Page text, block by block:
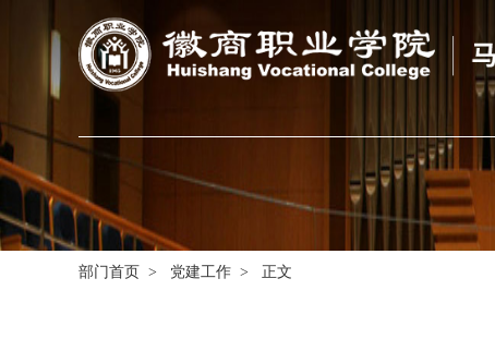
部门首页 > 党建工作 > 正文